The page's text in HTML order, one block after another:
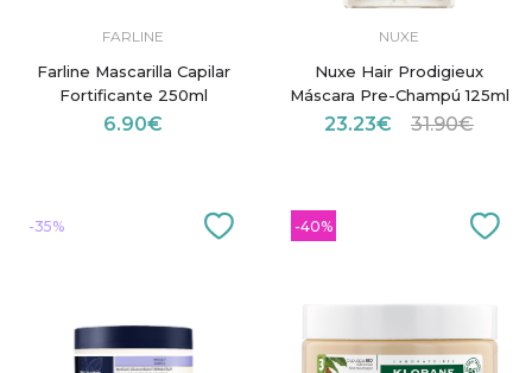
FARLINE
Farline Mascarilla Capilar
Fortificante 250ml
6.90€
NUXE
Nuxe Hair Prodigieux
Máscara Pre-Champú 125ml
23.23€ 31.90€
-35% -40%